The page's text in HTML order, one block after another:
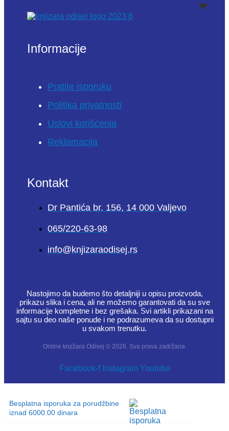
Informacije
Pratite isporuku
Politika privatnosti
Uslovi korišćenja
Reklamacija
Kontakt
Dr Pantića br. 156, 14 000 Valjevo
065/220-63-98
info@knjizaraodisej.rs
Nastojimo da budemo što detaljniji u opisu proizvoda,
prikazu slika i cena, ali ne možemo garantovati da su sve
informacije kompletne i bez grešaka. Svi artikli prikazani na
sajtu su deo naše ponude i ne podrazumeva da su dostupni
u svakom trenutku.
Online knjižara Odisej © 2026. Sva prava zadržana.
Facebook-f Instagram Youtube
Besplatna isporuka za porudžbine
iznad 6000.00 dinara